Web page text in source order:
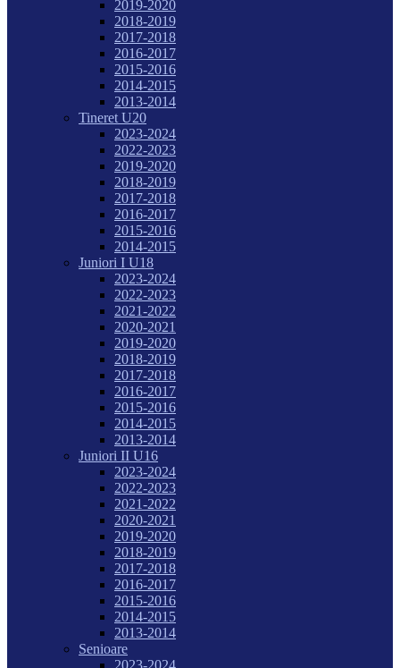
2019-2020
2018-2019
2017-2018
2016-2017
2015-2016
2014-2015
2013-2014
Tineret U20
2023-2024
2022-2023
2019-2020
2018-2019
2017-2018
2016-2017
2015-2016
2014-2015
Juniori I U18
2023-2024
2022-2023
2021-2022
2020-2021
2019-2020
2018-2019
2017-2018
2016-2017
2015-2016
2014-2015
2013-2014
Juniori II U16
2023-2024
2022-2023
2021-2022
2020-2021
2019-2020
2018-2019
2017-2018
2016-2017
2015-2016
2014-2015
2013-2014
Senioare
2023-2024